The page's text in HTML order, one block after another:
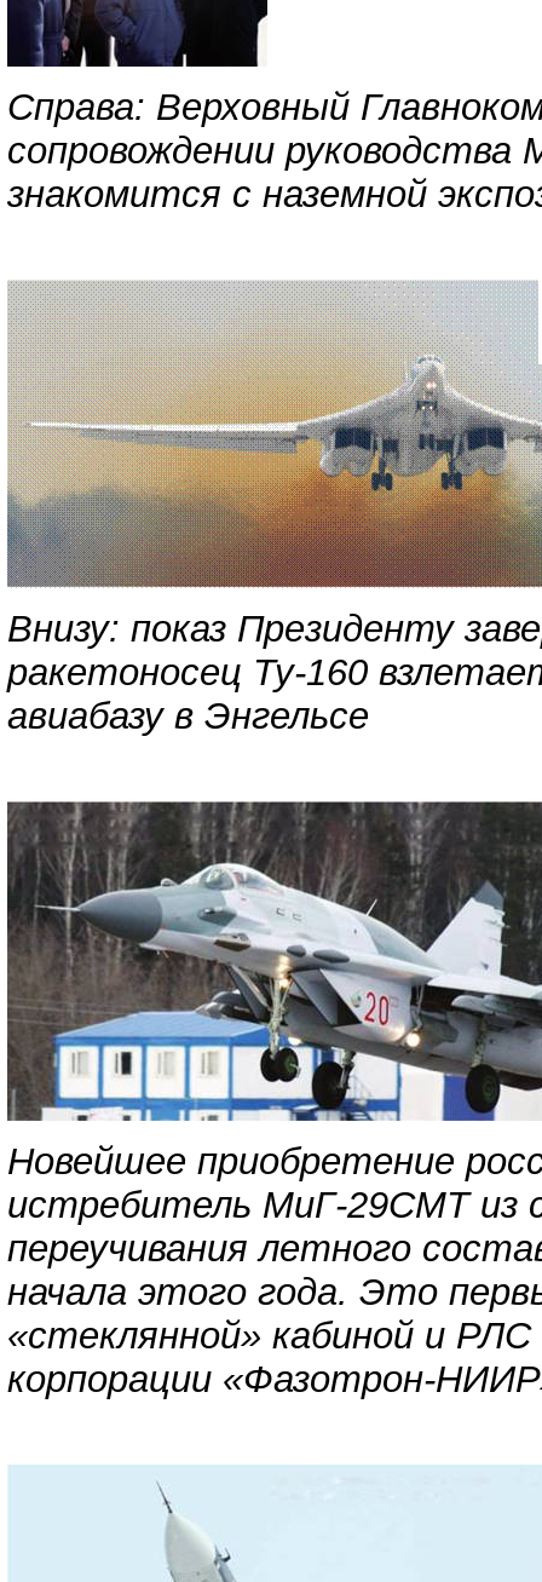
Справа: Верховный
сопровождении
знакомится с наземной
Внизу: показ Президенту
ракетоносец Ту-160
авиабазу в Энгельсе
Новейшее приобретение
истребитель МиГ-29СМТ из
переучивания летного
начала этого года. Это
«стеклянной» кабиной и
корпорации «Фазотрон-